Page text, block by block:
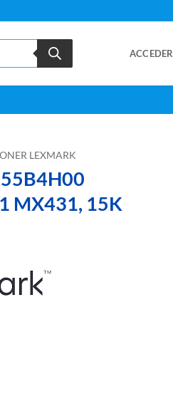
ACCEDER
LEXMARK
MX431, 15K